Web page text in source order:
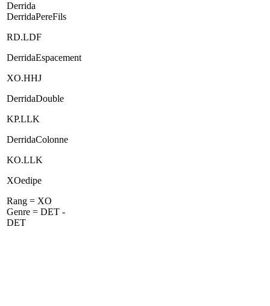
Derrida
DerridaPereFils
RD.LDF
DerridaEspacement
XO.HHJ
DerridaDouble
KP.LLK
DerridaColonne
KO.LLK
XOedipe
Rang = XO
Genre = DET -
DET